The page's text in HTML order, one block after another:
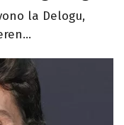
la Delogu,